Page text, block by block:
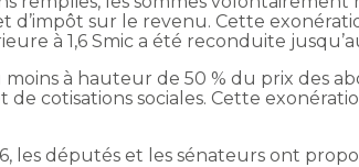
d’impôt sur le revenu. Cette
à 1,6 Smic a été reconduite
à hauteur de 50 % du prix des
cotisations sociales. Cette
les députés et les sénateurs ont